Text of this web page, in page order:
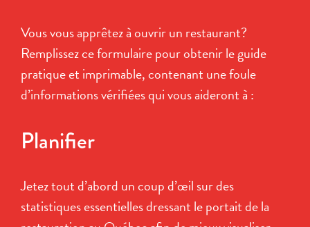
Vous vous apprêtez à ouvrir un restaurant?
Remplissez ce formulaire pour obtenir le guide
pratique et imprimable, contenant une foule
d’informations vérifiées qui vous aideront à :
Planifier
Jetez tout d’abord un coup d’œil sur des
statistiques essentielles dressant le portait de la